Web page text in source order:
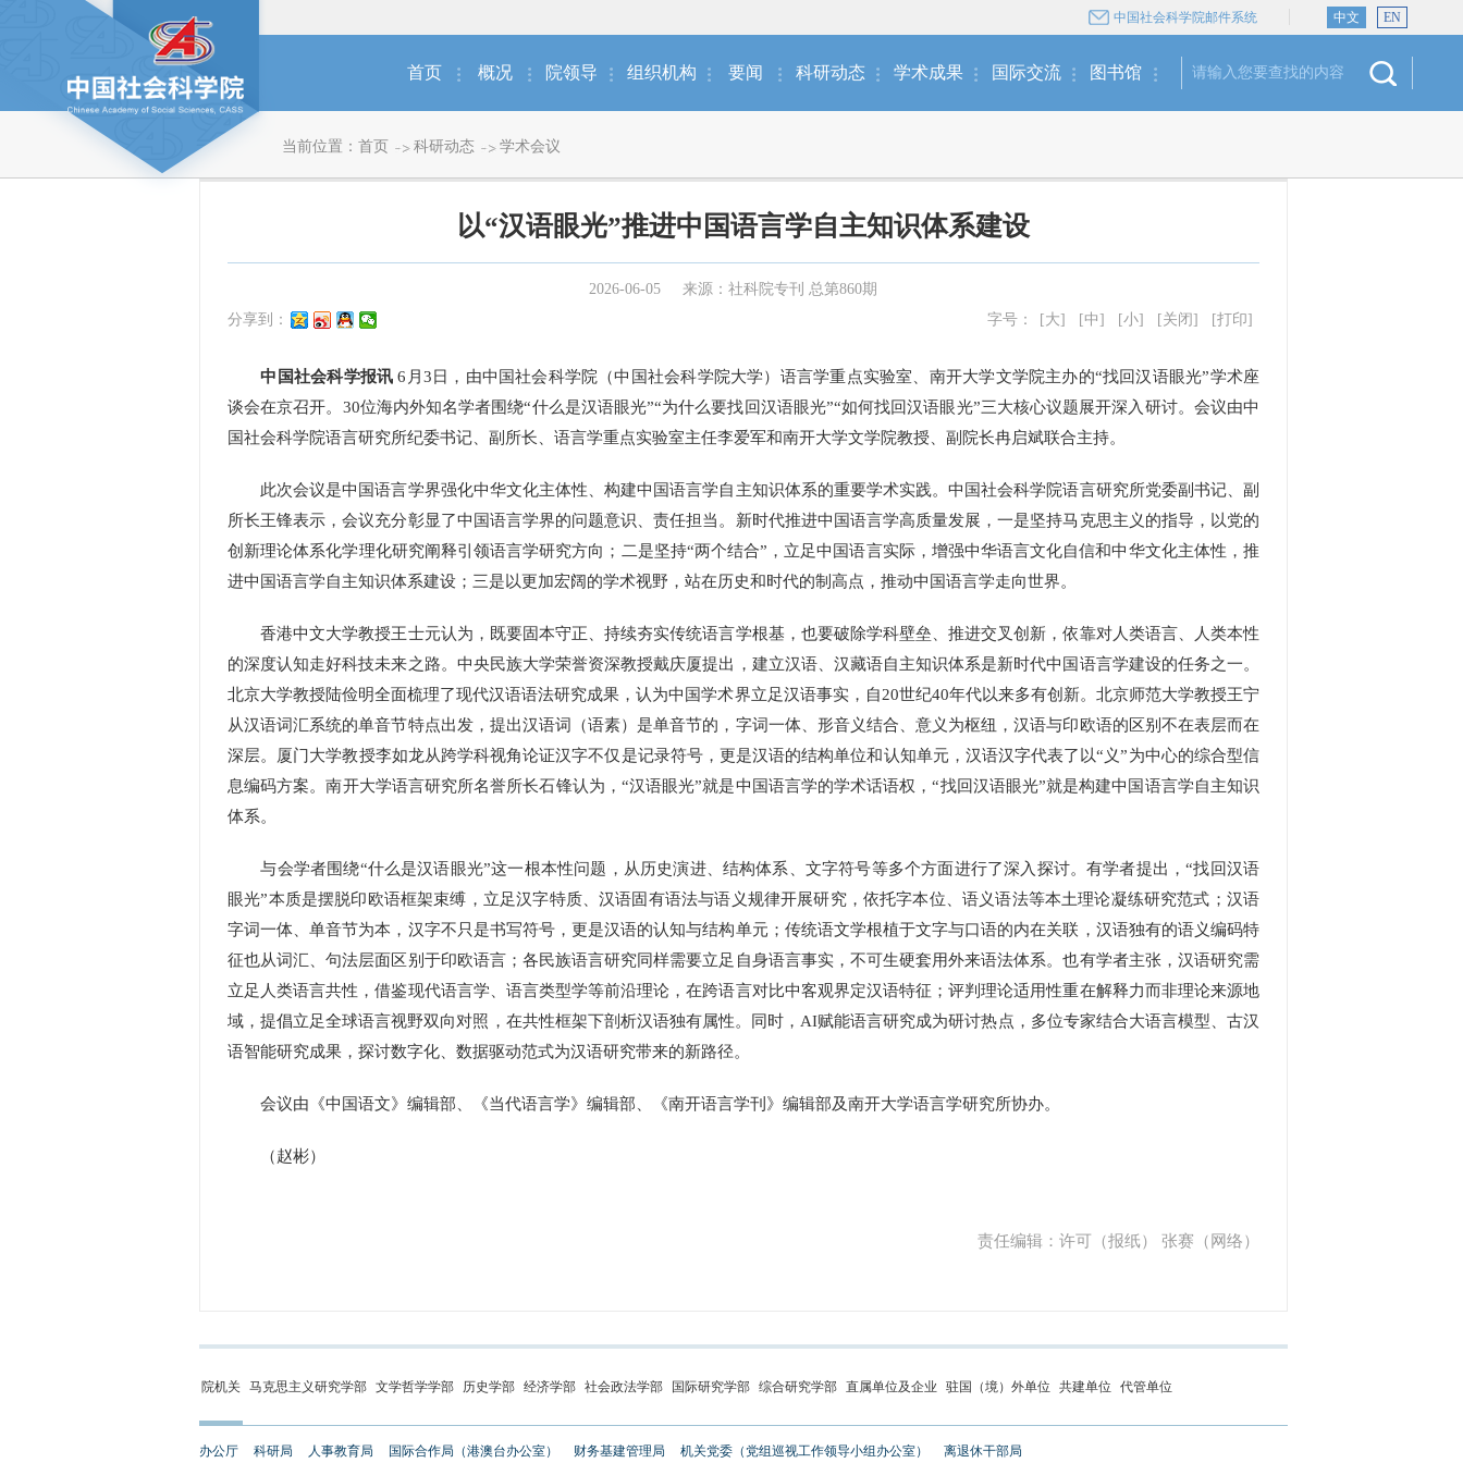
中国社会科学院邮件系统 中文 EN
首页 概况 院领导 组织机构 要闻 科研动态 学术成果 国际交流 图书馆
当前位置： 首页 科研动态 学术会议
以“汉语眼光”推进中国语言学自主知识体系建设
2026-06-05
来源：社科院专刊 总第860期
分享到：
字号： [大] [中] [小] [关闭] [打印]
中国社会科学报讯 6月3日，由中国社会科学院（中国社会科学院大学）语言学重点实验室、南开大学文学院主办的“找回汉语眼光”学术座
谈会在京召开。30位海内外知名学者围绕“什么是汉语眼光”“为什么要找回汉语眼光”“如何找回汉语眼光”三大核心议题展开深入研讨。会议由中
国社会科学院语言研究所纪委书记、副所长、语言学重点实验室主任李爱军和南开大学文学院教授、副院长冉启斌联合主持。
此次会议是中国语言学界强化中华文化主体性、构建中国语言学自主知识体系的重要学术实践。中国社会科学院语言研究所党委副书记、副
所长王锋表示，会议充分彰显了中国语言学界的问题意识、责任担当。新时代推进中国语言学高质量发展，一是坚持马克思主义的指导，以党的
创新理论体系化学理化研究阐释引领语言学研究方向；二是坚持“两个结合”，立足中国语言实际，增强中华语言文化自信和中华文化主体性，推
进中国语言学自主知识体系建设；三是以更加宏阔的学术视野，站在历史和时代的制高点，推动中国语言学走向世界。
香港中文大学教授王士元认为，既要固本守正、持续夯实传统语言学根基，也要破除学科壁垒、推进交叉创新，依靠对人类语言、人类本性
的深度认知走好科技未来之路。中央民族大学荣誉资深教授戴庆厦提出，建立汉语、汉藏语自主知识体系是新时代中国语言学建设的任务之一。
北京大学教授陆俭明全面梳理了现代汉语语法研究成果，认为中国学术界立足汉语事实，自20世纪40年代以来多有创新。北京师范大学教授王宁
从汉语词汇系统的单音节特点出发，提出汉语词（语素）是单音节的，字词一体、形音义结合、意义为枢纽，汉语与印欧语的区别不在表层而在
深层。厦门大学教授李如龙从跨学科视角论证汉字不仅是记录符号，更是汉语的结构单位和认知单元，汉语汉字代表了以“义”为中心的综合型信
息编码方案。南开大学语言研究所名誉所长石锋认为，“汉语眼光”就是中国语言学的学术话语权，“找回汉语眼光”就是构建中国语言学自主知识
体系。
与会学者围绕“什么是汉语眼光”这一根本性问题，从历史演进、结构体系、文字符号等多个方面进行了深入探讨。有学者提出，“找回汉语
眼光”本质是摆脱印欧语框架束缚，立足汉字特质、汉语固有语法与语义规律开展研究，依托字本位、语义语法等本土理论凝练研究范式；汉语
字词一体、单音节为本，汉字不只是书写符号，更是汉语的认知与结构单元；传统语文学根植于文字与口语的内在关联，汉语独有的语义编码特
征也从词汇、句法层面区别于印欧语言；各民族语言研究同样需要立足自身语言事实，不可生硬套用外来语法体系。也有学者主张，汉语研究需
立足人类语言共性，借鉴现代语言学、语言类型学等前沿理论，在跨语言对比中客观界定汉语特征；评判理论适用性重在解释力而非理论来源地
域，提倡立足全球语言视野双向对照，在共性框架下剖析汉语独有属性。同时，AI赋能语言研究成为研讨热点，多位专家结合大语言模型、古汉
语智能研究成果，探讨数字化、数据驱动范式为汉语研究带来的新路径。
会议由《中国语文》编辑部、《当代语言学》编辑部、《南开语言学刊》编辑部及南开大学语言学研究所协办。
（赵彬）
责任编辑：许可（报纸） 张赛（网络）
院机关 马克思主义研究学部 文学哲学学部 历史学部 经济学部 社会政法学部 国际研究学部 综合研究学部 直属单位及企业 驻国（境）外单位 共建单位 代管单位
办公厅 科研局 人事教育局 国际合作局（港澳台办公室） 财务基建管理局 机关党委（党组巡视工作领导小组办公室） 离退休干部局